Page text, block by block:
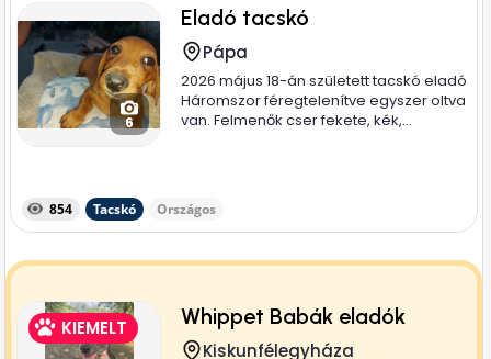
6
Eladó tacskó
Pápa
2026 május 18-án született tacskó eladó
Háromszor féregtelenítve egyszer oltva
van. Felmenők cser fekete, kék,...
854 Tacskó Országos
KIEMELT Whippet Babák eladók
Kiskunfélegyháza